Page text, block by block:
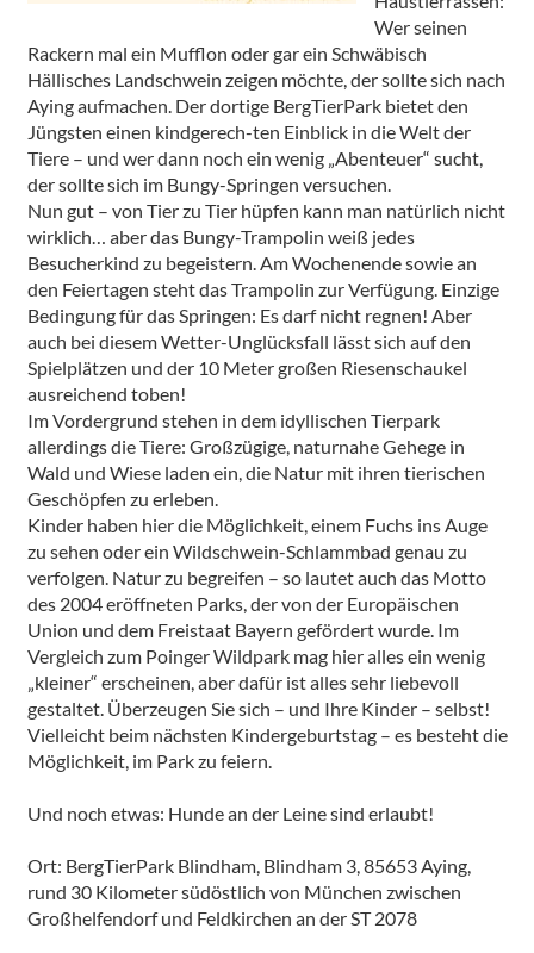
Wer seinen
Rackern mal ein Mufflon oder gar ein Schwäbisch
Hällisches Landschwein zeigen möchte, der sollte sich nach
Aying aufmachen. Der dortige BergTierPark bietet den
Jüngsten einen kindgerech-ten Einblick in die Welt der
Tiere – und wer dann noch ein wenig „Abenteuer“ sucht,
der sollte sich im Bungy-Springen versuchen.
Nun gut – von Tier zu Tier hüpfen kann man natürlich nicht
wirklich… aber das Bungy-Trampolin weiß jedes
Besucherkind zu begeistern. Am Wochenende sowie an
den Feiertagen steht das Trampolin zur Verfügung. Einzige
Bedingung für das Springen: Es darf nicht regnen! Aber
auch bei diesem Wetter-Unglücksfall lässt sich auf den
Spielplätzen und der 10 Meter großen Riesenschaukel
ausreichend toben!
Im Vordergrund stehen in dem idyllischen Tierpark
allerdings die Tiere: Großzügige, naturnahe Gehege in
Wald und Wiese laden ein, die Natur mit ihren tierischen
Geschöpfen zu erleben.
Kinder haben hier die Möglichkeit, einem Fuchs ins Auge
zu sehen oder ein Wildschwein-Schlammbad genau zu
verfolgen. Natur zu begreifen – so lautet auch das Motto
des 2004 eröffneten Parks, der von der Europäischen
Union und dem Freistaat Bayern gefördert wurde. Im
Vergleich zum Poinger Wildpark mag hier alles ein wenig
„kleiner“ erscheinen, aber dafür ist alles sehr liebevoll
gestaltet. Überzeugen Sie sich – und Ihre Kinder – selbst!
Vielleicht beim nächsten Kindergeburtstag – es besteht die
Möglichkeit, im Park zu feiern.
Und noch etwas: Hunde an der Leine sind erlaubt!
Ort: BergTierPark Blindham, Blindham 3, 85653 Aying,
rund 30 Kilometer südöstlich von München zwischen
Großhelfendorf und Feldkirchen an der ST 2078